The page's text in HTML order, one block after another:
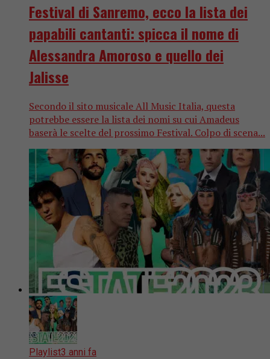
Festival di Sanremo, ecco la lista dei
papabili cantanti: spicca il nome di
Alessandra Amoroso e quello dei
Jalisse
Secondo il sito musicale All Music Italia, questa
potrebbe essere la lista dei nomi su cui Amadeus
baserà le scelte del prossimo Festival. Colpo di scena...
Playlist3 anni fa